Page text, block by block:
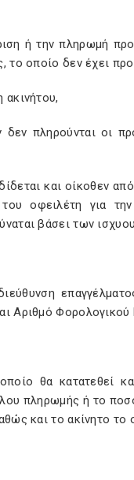
ή την πληρωμή
το οποίο δεν έχει
πληρούνται οι
και οίκοθεν
οφειλέτη για
βάσει των
Αριθμό
θα κατατεθεί
πληρωμής ή το
και το ακίνητο το